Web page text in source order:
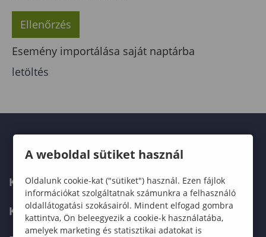
Ellenőrzés
Esemény importálása saját naptárba
letöltés
KARUNK
KÉPZÉSEK
A weboldal sütiket használ
Oldalunk cookie-kat ("sütiket") használ. Ezen fájlok
információkat szolgáltatnak számunkra a felhasználó
oldallátogatási szokásairól. Mindent elfogad gombra
kattintva, Ön beleegyezik a cookie-k használatába,
amelyek marketing és statisztikai adatokat is